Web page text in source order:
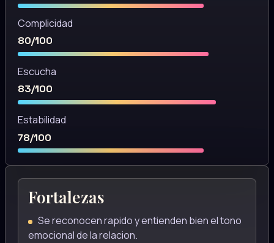
Complicidad
80/100
Escucha
83/100
Estabilidad
78/100
Fortalezas
Se reconocen rapido y entienden bien el tono
emocional de la relacion.